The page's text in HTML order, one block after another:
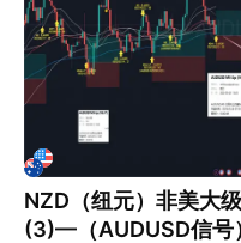
NZD（纽元）非美大
(3)—（AUDUSD信号